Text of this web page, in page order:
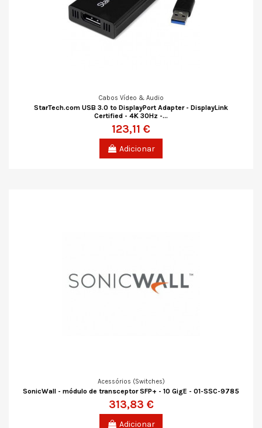
Cabos Vídeo & Audio
StarTech.com USB 3.0 to DisplayPort Adapter - DisplayLink
Certified - 4K 30Hz -...
123,11 €
Adicionar
Acessórios (Switches)
SonicWall - módulo de transceptor SFP+ - 10 GigE - 01-SSC-9785
313,83 €
Adicionar